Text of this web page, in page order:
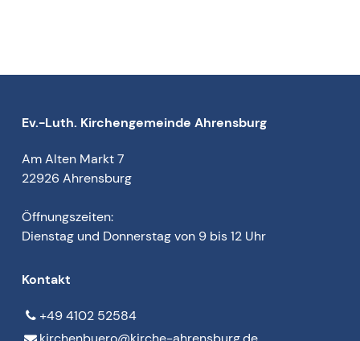
Ev.-Luth. Kirchengemeinde Ahrensburg
Am Alten Markt 7
22926 Ahrensburg
Öffnungszeiten:
Dienstag und Donnerstag von 9 bis 12 Uhr
Kontakt
+49 4102 52584